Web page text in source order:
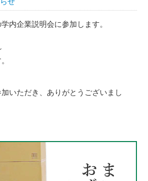
内企業説明会に参加します。
いただき、ありがとうございまし